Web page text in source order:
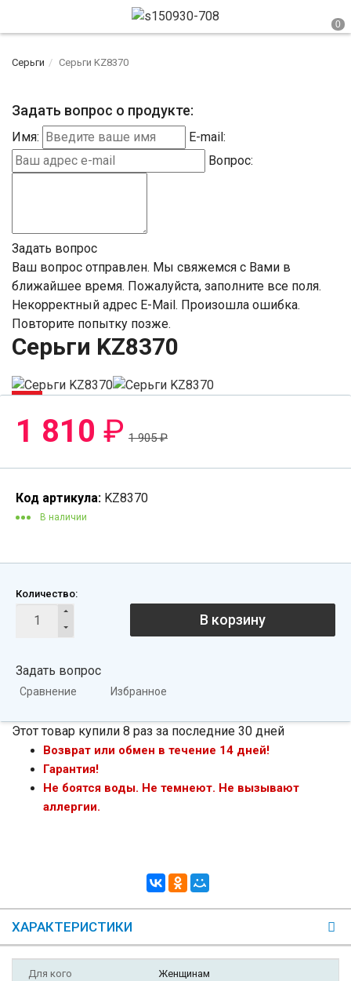
Серьги Серьги KZ8370
Задать вопрос о продукте:
Имя:
E-mail:
Вопрос:
Задать вопрос
Ваш вопрос отправлен. Мы свяжемся с Вами в
ближайшее время. Пожалуйста, заполните все поля.
Некорректный адрес E-Mail. Произошла ошибка.
Повторите попытку позже.
Серьги KZ8370
-5%
1 810 ₽ 1 905₽
Код артикула: KZ8370
В наличии
Количество:
В корзину
Задать вопрос
Сравнение Избранное
Этот товар купили 8 раз за последние 30 дней
Возврат или обмен в течение 14 дней!
Гарантия!
Не боятся воды. Не темнеют. Не вызывают
аллергии.
ХАРАКТЕРИСТИКИ
Для кого Женщинам